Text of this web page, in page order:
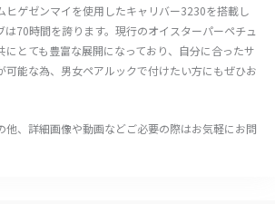
ヒゲゼンマイを使用したキャリバー3230を搭載し
は70時間を誇ります。現行のオイスターパーペチュ
にとても豊富な展開になっており、自分に合ったサ
可能な為、男女ペアルックで付けたい方にもぜひお
他、詳細画像や動画などご必要の際はお気軽にお問